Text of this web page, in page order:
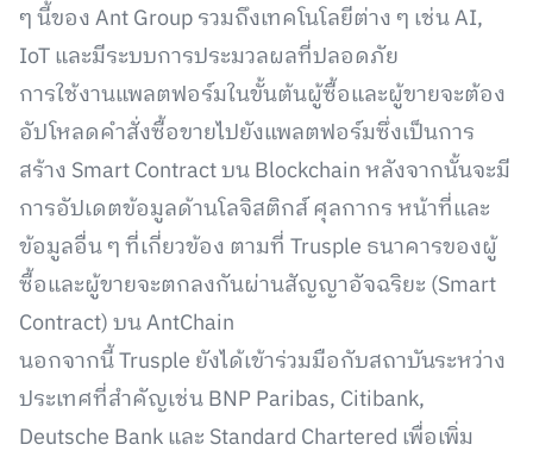
ๆ นี้ของ Ant Group รวมถึงเทคโนโลยีต่าง ๆ เช่น AI,
IoT และมีระบบการประมวลผลที่ปลอดภัย
การใช้งานแพลตฟอร์มในขั้นต้นผู้ซื้อและผู้ขายจะต้อง
อัปโหลดคำสั่งซื้อขายไปยังแพลตฟอร์มซึ่งเป็นการ
สร้าง Smart Contract บน Blockchain หลังจากนั้นจะมี
การอัปเดตข้อมูลด้านโลจิสติกส์ ศุลกากร หน้าที่และ
ข้อมูลอื่น ๆ ที่เกี่ยวข้อง ตามที่ Trusple ธนาคารของผู้
ซื้อและผู้ขายจะตกลงกันผ่านสัญญาอัจฉริยะ (Smart
Contract) บน AntChain
นอกจากนี้ Trusple ยังได้เข้าร่วมมือกับสถาบันระหว่าง
ประเทศที่สำคัญเช่น BNP Paribas, Citibank,
Deutsche Bank และ Standard Chartered เพื่อเพิ่ม